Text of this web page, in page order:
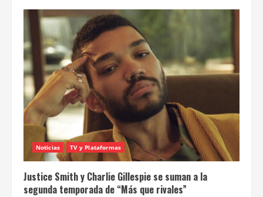
Noticias TV y Plataformas
Justice Smith y Charlie Gillespie se suman a la
segunda temporada de “Más que rivales”